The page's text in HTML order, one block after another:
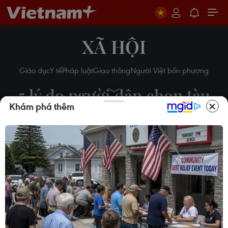
XÃ HỘI
Giáo dụcY tếPháp luậtGiao thôngNgười Việt bốn phương
5 lý do người dân chọn tàu
Cát Linh-Hà Đông làm
phương tiện đi lại
Lâm Phan - Hoàng Đạt
11/11/2021 01:48
Khám phá thêm